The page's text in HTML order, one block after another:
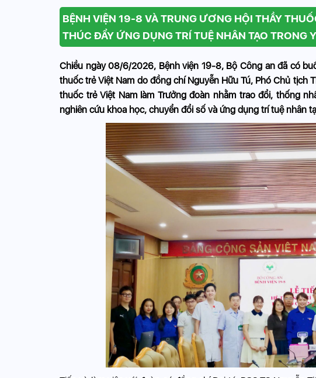
BỆNH VIỆN 19-8 VÀ TRUNG ƯƠNG HỘI THẦY
THÚC ĐẨY ỨNG DỤNG TRÍ TUỆ NHÂN TẠO TRONG
Chiều ngày 08/6/2026, Bệnh viện 19-8, Bộ Công an đã có
thuốc trẻ Việt Nam do đồng chí Nguyễn Hữu Tú, Phó Chủ tịch
thuốc trẻ Việt Nam làm Trưởng đoàn nhằm trao đổi, thống
nghiên cứu khoa học, chuyển đổi số và ứng dụng trí tuệ nhân